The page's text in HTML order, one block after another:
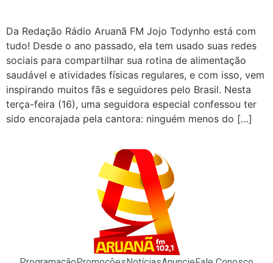
Da Redação Rádio Aruanã FM Jojo Todynho está com
tudo! Desde o ano passado, ela tem usado suas redes
sociais para compartilhar sua rotina de alimentação
saudável e atividades físicas regulares, e com isso, vem
inspirando muitos fãs e seguidores pelo Brasil. Nesta
terça-feira (16), uma seguidora especial confessou ter
sido encorajada pela cantora: ninguém menos do […]